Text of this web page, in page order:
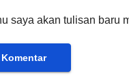
saya akan tulisan baru